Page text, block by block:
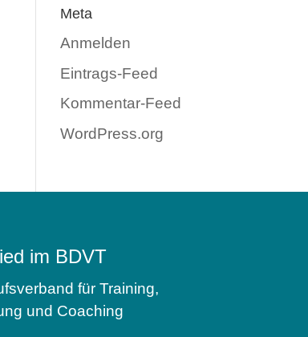
Meta
Anmelden
Eintrags-Feed
Kommentar-Feed
WordPress.org
im BDVT